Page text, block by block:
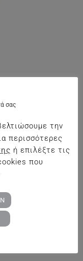
σας
την
περισσότερες
ή επιλέξτε τις
που